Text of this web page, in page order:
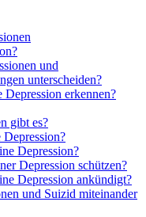
und
unterscheiden?
Depression erkennen?
gibt es?
Depression?
Depression?
Depression schützen?
Depression ankündigt?
und Suizid miteinander